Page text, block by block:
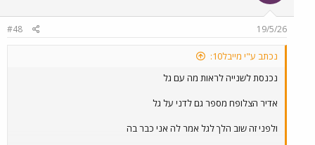
o
n
s
19/5/26
#48
נכתב ע"י מייבל10:
נכנסת לשנייה לראות מה עם גל
אדיר הצלופח מספר גם לדני על גל
ולפני זה שוב הלך לגל אמר לה אני כבר בה